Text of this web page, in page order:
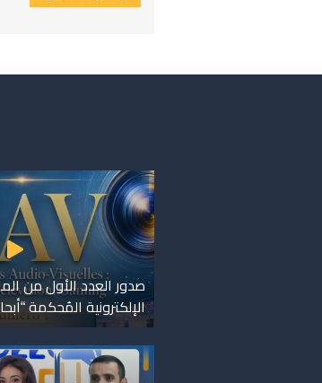
صدور العدد الأول من
الإلكترونية المُحكمة